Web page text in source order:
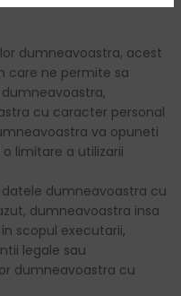
dumneavoastra, acest
care ne permite sa
cu caracter personal
va opuneti
limitare a utilizarii
dumneavoastra cu
dumneavoastra insa
scopul executarii,
legale sau
dumneavoastra cu